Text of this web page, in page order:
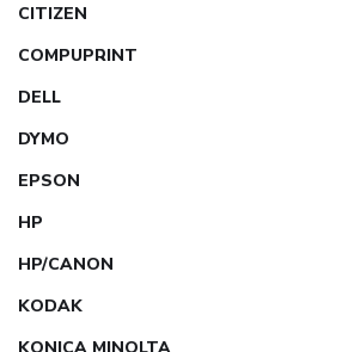
CITIZEN
COMPUPRINT
DELL
DYMO
EPSON
HP
HP/CANON
KODAK